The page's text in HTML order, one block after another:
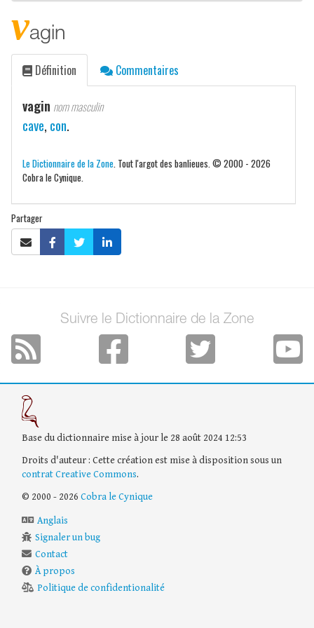
vagin
Définition Commentaires
vagin nom masculin
cave, con.
Le Dictionnaire de la Zone . Tout l'argot des banlieues. © 2000 - 2026
Cobra le Cynique.
Partager
Suivre le Dictionnaire de la Zone
Base du dictionnaire mise à jour le 28 août 2024 12:53
Droits d'auteur : Cette création est mise à disposition sous un
contrat Creative Commons.
© 2000 - 2026 Cobra le Cynique
Anglais
Signaler un bug
Contact
À propos
Politique de confidentionalité